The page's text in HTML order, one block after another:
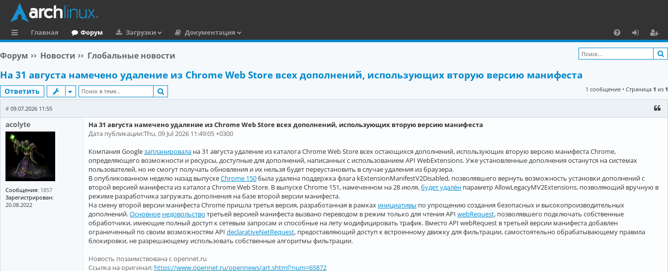
ы
л
к
и
Главная Форум Загрузки
Документация
F
A
х
о
ег
и
р
а
Форум Новости Глобальные новости
На 31 августа намечено удаление из Chrome Web Store всех дополнений, использующих вторую версию манифеста
Ответить 1 сообщение • Страница 1 из 1
acolyte
Сообщения: 1857
Зарегистрирован:
20.08.2022
# 09.07.2026 11:55
На 31 августа намечено удаление из Chrome Web Store всех дополнений, использующих вторую версию манифеста
Дата публикации:Thu, 09 Jul 2026 11:49:05 +0300
Компания Googleзапланировала на 31 августа удаление из каталога Chrome Web Store всех остающихся дополнений, использующих вторую версию манифеста Chrome,
определяющего возможности и ресурсы, доступные для дополнений, написанных с использованием API WebExtensions. Уже установленные дополнения останутся на системах
пользователей, но не смогут получать обновления и их нельзя будет переустановить в случае удаления из браузера.
В опубликованном неделю назад выпускеChrome 150была удалена поддержка флага kExtensionManifestV2Disabled, позволявшего вернуть возможность установки дополнений с
второй версией манифеста из каталога Chrome Web Store. В выпуске Chrome 151, намеченном на 28 июля,будет удалён параметр AllowLegacyMV2Extensions, позволяющий вручную в
режиме разработчика загружать дополнения на базе второй версии манифеста.
На смену второй версии манифеста Chrome пришла третья версия, разработанная в рамках инициативы по упрощению создания безопасных и высокопроизводительных
дополнений.Основное недовольство третьей версией манифеста вызвано переводом в режим только для чтения API webRequest, позволявшего подключать собственные
обработчики, имеющие полный доступ к сетевым запросам и способные на лету модифицировать трафик. Вместо API webRequest в третьей версии манифеста добавлен
ограниченный по своим возможностям API declarativeNetRequest, предоставляющий доступ к встроенному движку для фильтрации, самостоятельно обрабатывающему правила
блокировки, не разрешающему использовать собственные алгоритмы фильтрации.
Новость позаимствована с opennet.ru
Ссылка на оригинал: https://www.opennet.ru/opennews/art.shtml?num=65872